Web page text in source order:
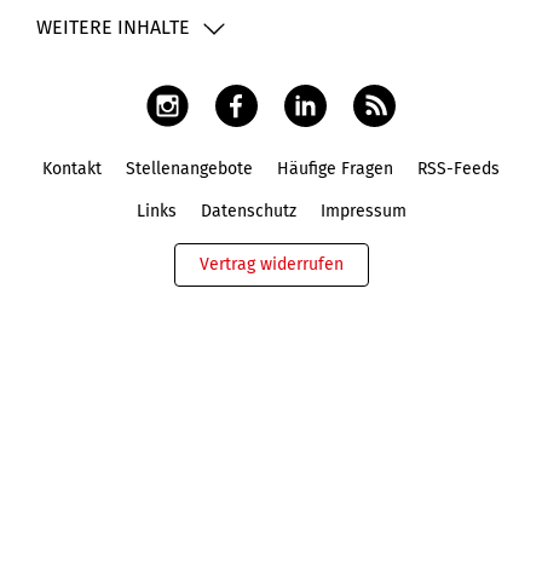
WEITERE INHALTE
Kontakt Stellenangebote Häufige Fragen RSS-Feeds
Links Datenschutz Impressum
Vertrag widerrufen